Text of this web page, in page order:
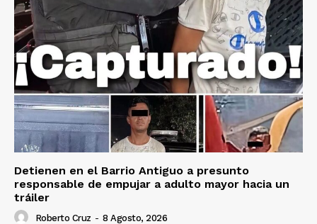
Detienen en el Barrio Antiguo a presunto
responsable de empujar a adulto mayor hacia un
tráiler
Roberto Cruz - 8 Agosto, 2026